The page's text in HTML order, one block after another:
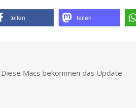
teilen teilen
Macs bekommen das Update